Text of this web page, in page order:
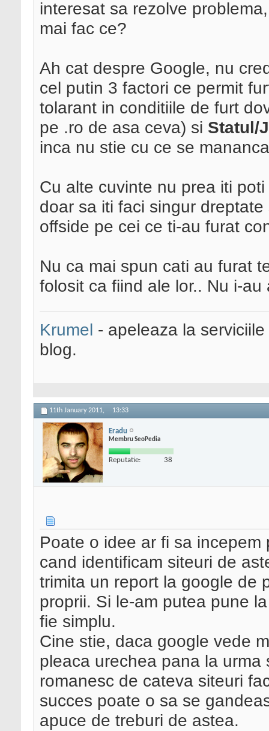
interesat sa rezolve
mai fac ce?
Ah cat despre Google, nu
cel putin 3 factori ce permit
tolarant in conditiile de furt
pe .ro de asa ceva) si Statul/
inca nu stie cu ce se
Cu alte cuvinte nu prea iti
doar sa iti faci singur
offside pe cei ce ti-au furat
Nu ca mai spun cati au furat
folosit ca fiind ale lor.. Nu i-
Krumel - apeleaza la
blog.
11th January 2011, 13:33
Eradu
Membru SeoPedia
Reputatie: 38
Poate o idee ar fi sa
cand identificam siteuri de
trimita un report la google de
proprii. Si le-am putea pune
fie simplu.
Cine stie, daca google vede
pleaca urechea pana la
romanesc de cateva siteuri
succes poate o sa se
apuce de treburi de astea.